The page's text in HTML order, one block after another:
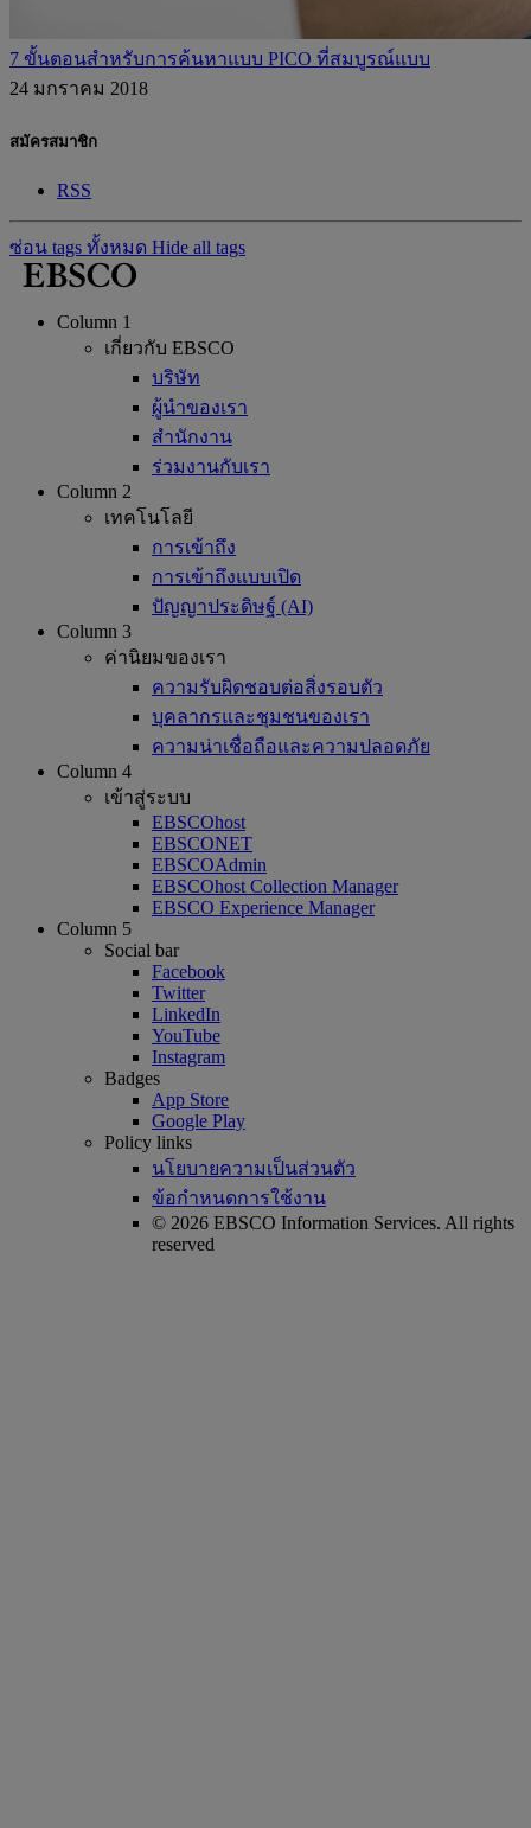
7 ขั้นตอนสำหรับการค้นหาแบบ PICO ที่สมบูรณ์แบบ
24 มกราคม 2018
สมัครสมาชิก
RSS
ซ่อน tags ทั้งหมด Hide all tags
Column 1
เกี่ยวกับ EBSCO
บริษัท
ผู้นำของเรา
สำนักงาน
ร่วมงานกับเรา
Column 2
เทคโนโลยี
การเข้าถึง
การเข้าถึงแบบเปิด
ปัญญาประดิษฐ์ (AI)
Column 3
ค่านิยมของเรา
ความรับผิดชอบต่อสิ่งรอบตัว
บุคลากรและชุมชนของเรา
ความน่าเชื่อถือและความปลอดภัย
Column 4
เข้าสู่ระบบ
EBSCOhost
EBSCONET
EBSCOAdmin
EBSCOhost Collection Manager
EBSCO Experience Manager
Column 5
Social bar
Facebook
Twitter
LinkedIn
YouTube
Instagram
Badges
App Store
Google Play
Policy links
นโยบายความเป็นส่วนตัว
ข้อกำหนดการใช้งาน
© 2026 EBSCO Information Services. All rights
reserved